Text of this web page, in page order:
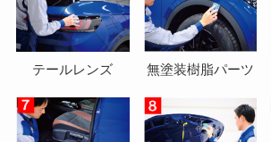
テールレンズ 無塗装樹脂パーツ